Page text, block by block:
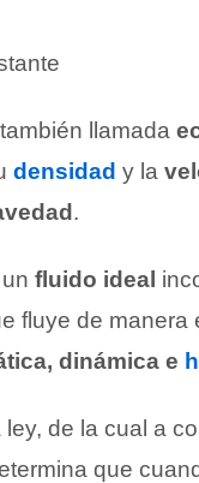
llamada
densidad y la
.
fluido ideal
fluye de
dinámica e
de la cual a
que